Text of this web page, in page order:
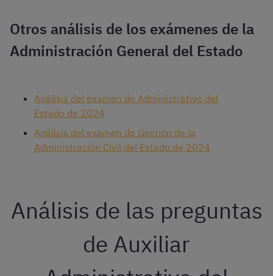
Otros análisis de los exámenes de la
Administración General del Estado
Análisis del examen de Administrativo del
Estado de 2024
Análisis del examen de Gestión de la
Administración Civil del Estado de 2024
Análisis de las preguntas
de Auxiliar